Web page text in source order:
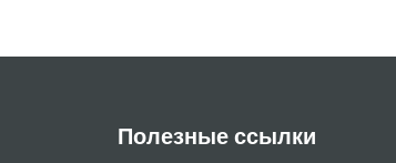
Полезные ссылки